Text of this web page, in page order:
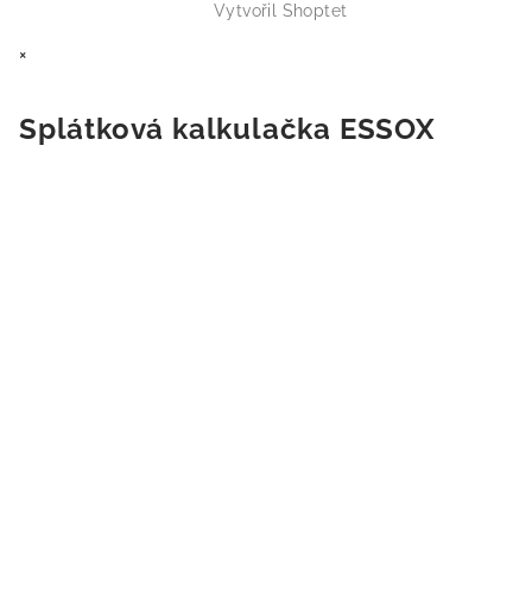
Vytvořil Shoptet
×
Splátková kalkulačka ESSOX